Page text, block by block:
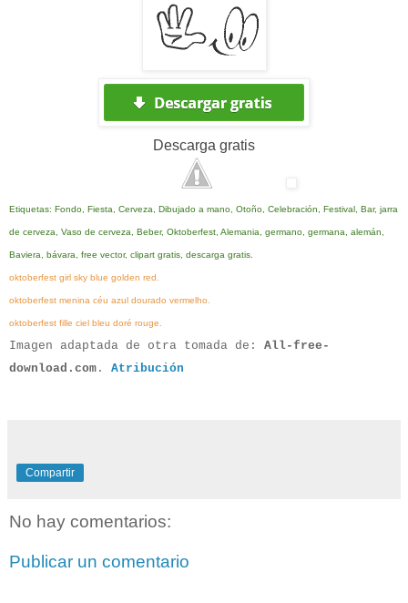
Descarga gratis
Etiquetas: Fondo, Fiesta, Cerveza, Dibujado a mano, Otoño, Celebración, Festival, Bar, jarra
de cerveza, Vaso de cerveza, Beber, Oktoberfest, Alemania, germano, germana, alemán,
Baviera, bávara, free vector, clipart gratis, descarga gratis.
oktoberfest girl sky blue golden red.
oktoberfest menina céu azul dourado vermelho.
oktoberfest fille ciel bleu doré rouge.
Imagen adaptada de otra tomada de: All-free-
download.com . Atribución
Compartir
No hay comentarios:
Publicar un comentario